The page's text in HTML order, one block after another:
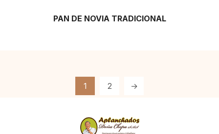
PAN DE NOVIA TRADICIONAL
1 2 →